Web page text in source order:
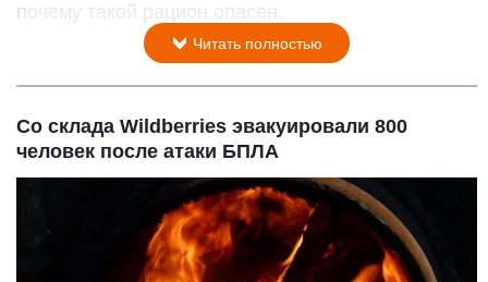
почему такой рацион опасен.
Читать полностью
Со склада Wildberries эвакуировали 800
человек после атаки БПЛА